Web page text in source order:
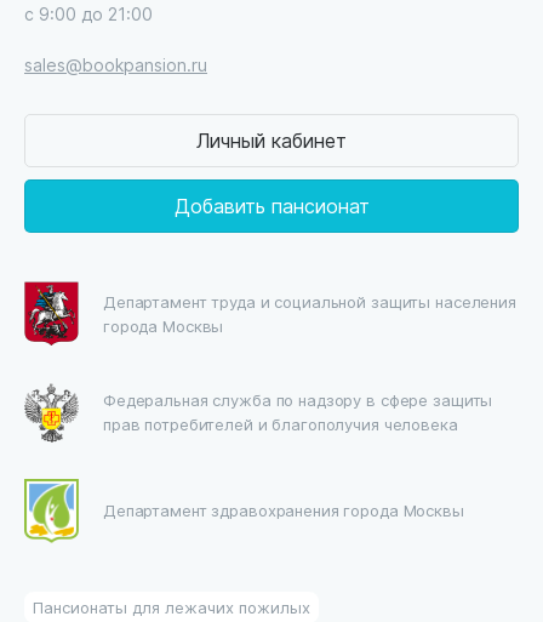
с 9:00 до 21:00
sales@bookpansion.ru
Личный кабинет
Добавить пансионат
Департамент труда и социальной защиты населения
города Москвы
Федеральная служба по надзору в сфере защиты
прав потребителей и благополучия человека
Департамент здравохранения города Москвы
Пансионаты для лежачих пожилых